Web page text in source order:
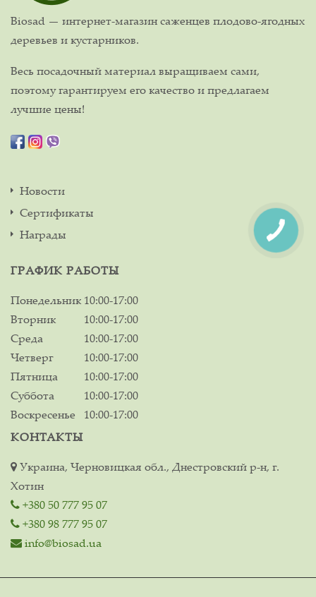
Biosad — интернет-магазин саженцев плодово-ягодных
деревьев и кустарников.
Весь посадочный материал выращиваем сами,
поэтому гарантируем его качество и предлагаем
лучшие цены!
Новости
Сертификаты
Награды
ГРАФИК РАБОТЫ
Понедельник 10:00-17:00
Вторник
10:00-17:00
Среда
10:00-17:00
Четверг
10:00-17:00
Пятница
10:00-17:00
Суббота
10:00-17:00
Воскресенье
10:00-17:00
КОНТАКТЫ
Украина, Черновицкая обл., Днестровский р-н, г.
Хотин
+380 50 777 95 07
+380 98 777 95 07
info@biosad.ua